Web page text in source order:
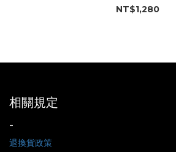
NT$1,280
相關規定
-
退換貨政策